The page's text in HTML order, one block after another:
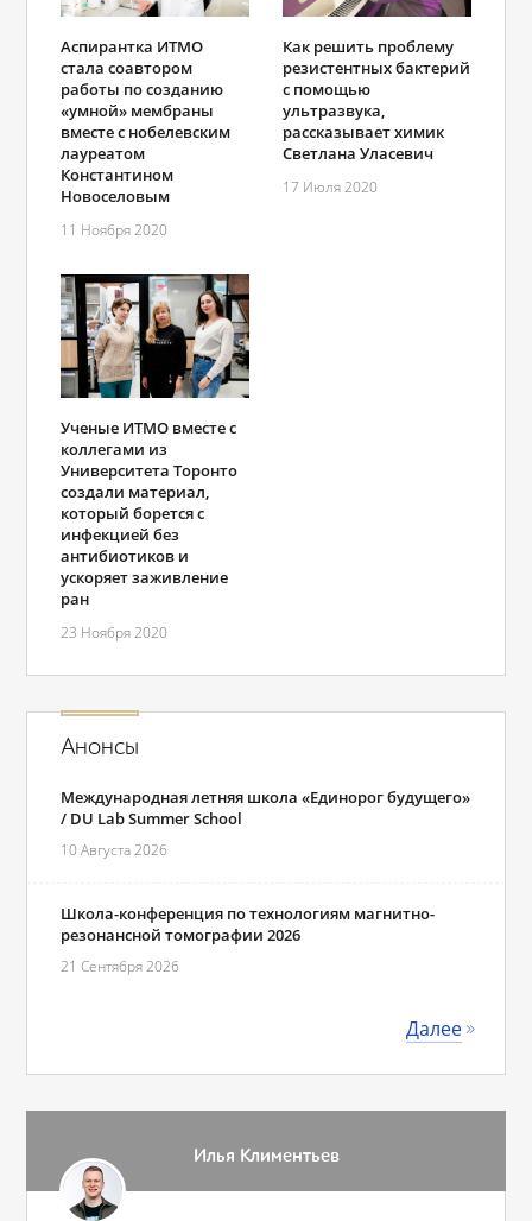
Аспирантка ИТМО
стала соавтором
работы по созданию
«умной» мембраны
вместе с нобелевским
лауреатом
Константином
Новоселовым
11 Ноября 2020
Как решить проблему
резистентных бактерий
с помощью
ультразвука,
рассказывает химик
Светлана Уласевич
17 Июля 2020
Ученые ИТМО вместе с
коллегами из
Университета Торонто
создали материал,
который борется с
инфекцией без
антибиотиков и
ускоряет заживление
ран
23 Ноября 2020
Анонсы
Международная летняя школа «Единорог будущего»
/ DU Lab Summer School
10 Августа 2026
Школа-конференция по технологиям магнитно-
резонансной томографии 2026
21 Сентября 2026
Далее
Илья Климентьев